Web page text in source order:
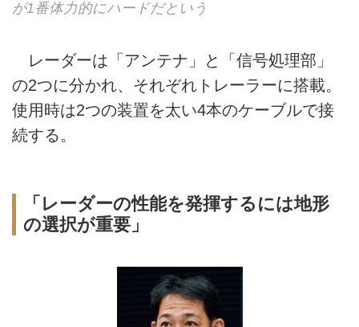
が1番体力的にハードだという
レーダーは「アンテナ」と「信号処理部」
の2つに分かれ、それぞれトレーラーに搭載。
使用時は2つの装置を太い4本のケーブルで接
続する。
「レーダーの性能を発揮するには地形
の選択が重要」